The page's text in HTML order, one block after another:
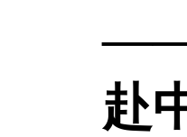
——
赴